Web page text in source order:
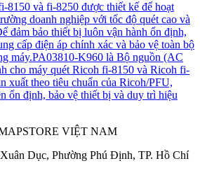
8150 và fi-8250 được thiết kế để hoạt
doanh nghiệp với tốc độ quét cao và
đảm bảo thiết bị luôn vận hành ổn định,
cấp điện áp chính xác và bảo vệ toàn bộ
máy.PA03810-K960 là Bộ nguồn (AC
cho máy quét Ricoh fi-8150 và Ricoh fi-
xuất theo tiêu chuẩn của Ricoh/PFU,
ổn định, bảo vệ thiết bị và duy trì hiệu
VIỆT NAM
Dục, Phường Phú Định, TP. Hồ Chí